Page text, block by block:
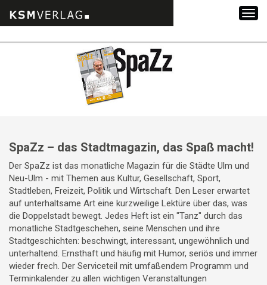
SpaZz – das Stadtmagazin, das Spaß macht!
Der SpaZz ist das monatliche Magazin für die Städte Ulm und
Neu-Ulm - mit Themen aus Kultur, Gesellschaft, Sport,
Stadtleben, Freizeit, Politik und Wirtschaft. Den Leser erwartet
auf unterhaltsame Art eine kurzweilige Lektüre über das, was
die Doppelstadt bewegt. Jedes Heft ist ein "Tanz" durch das
monatliche Stadtgeschehen, seine Menschen und ihre
Stadtgeschichten: beschwingt, interessant, ungewöhnlich und
unterhaltend. Ernsthaft und häufig mit Humor, seriös und immer
wieder frech. Der Serviceteil mit umfaßendem Programm und
Terminkalender zu allen wichtigen Veranstaltungen